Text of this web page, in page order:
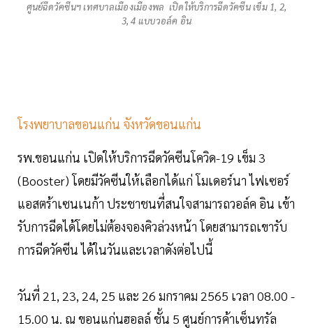
ศูนย์ฉีดวัคซีนฯ เทศบาลเมืองเมืองพล เปิดให้บริการฉีดวัคซีน เข็ม 1, 2,
3, 4 แบบวอล์ค อิน
โรงพยาบาลขอนแก่น จังหวัดขอนแก่น
รพ.ขอนแก่น เปิดให้บริการฉีดวัคซีนโควิด-19 เข็ม 3
(Booster) โดยมีวัคซีนให้เลือกได้แก่ โมเดอร์นา ไฟเซอร์
แอสตร้าเซนเนก้า ประชาชนที่สนใจสามารถวอล์ค อิน เข้า
รับการฉีดได้โดยไม่ต้องจองคิวล่วงหน้า โดยสามารถเขารับ
การฉีดวัคซีน ได้ในวันและเวลาดังต่อไปนี้
วันที่ 21, 23, 24, 25 และ 26 มกราคม 2565 เวลา 08.00 -
15.00 น. ณ ขอนแก่นฮอลล์ ชั้น 5 ศูนย์การค้าเซ็นทรัล